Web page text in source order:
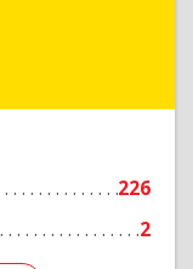
226
2
у,
Подробнее